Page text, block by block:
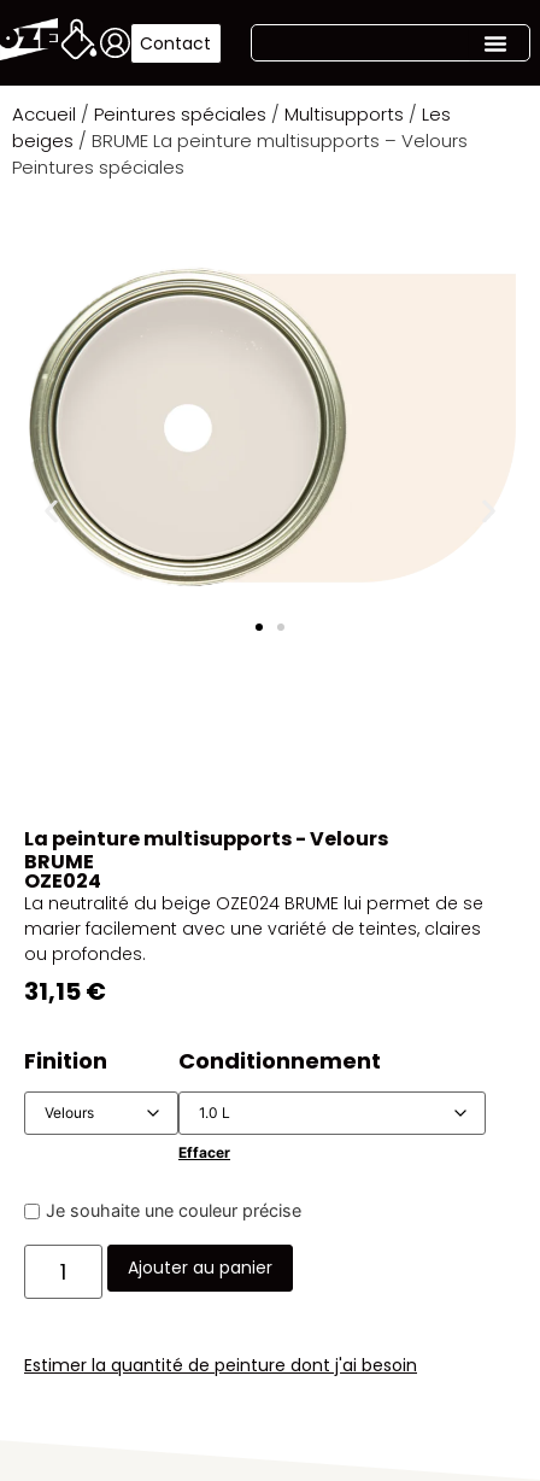
Contact
Accueil / Peintures spéciales / Multisupports / Les
beiges / BRUME La peinture multisupports – Velours
Peintures spéciales
La peinture multisupports - Velours
BRUME
OZE024
La neutralité du beige OZE024 BRUME lui permet de se
marier facilement avec une variété de teintes, claires
ou profondes.
31,15 €
Finition Conditionnement
Effacer
Je souhaite une couleur précise
Ajouter au panier
Estimer la quantité de peinture dont j'ai besoin